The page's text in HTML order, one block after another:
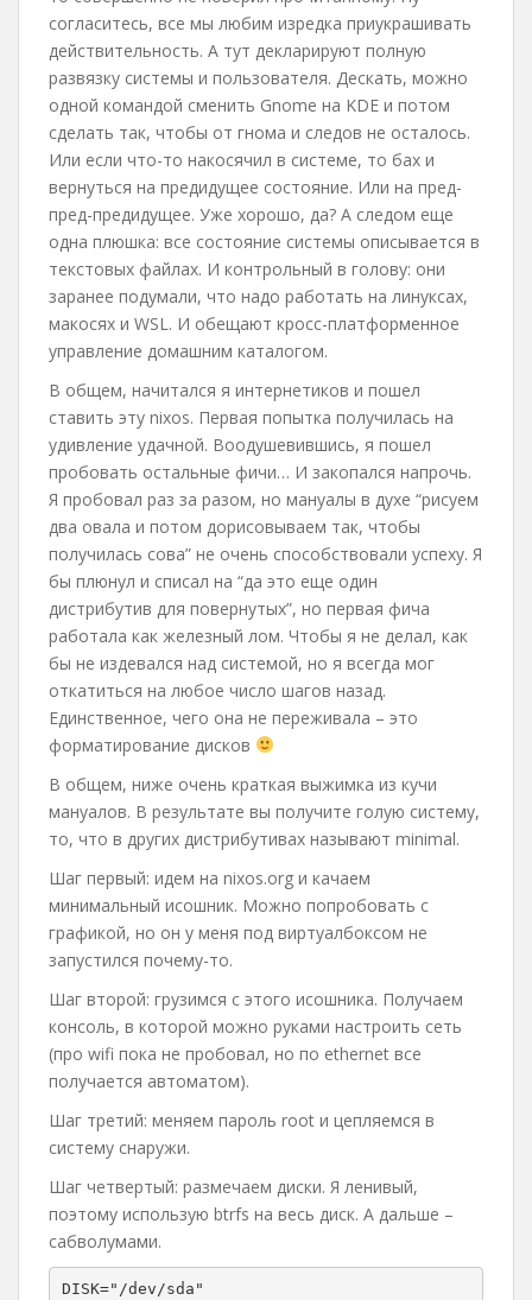
согласитесь, все мы любим изредка приукрашивать
действительность. А тут декларируют полную
развязку системы и пользователя. Дескать, можно
одной командой сменить Gnome на KDE и потом
сделать так, чтобы от гнома и следов не осталось.
Или если что-то накосячил в системе, то бах и
вернуться на предидущее состояние. Или на пред-
пред-предидущее. Уже хорошо, да? А следом еще
одна плюшка: все состояние системы описывается в
текстовых файлах. И контрольный в голову: они
заранее подумали, что надо работать на линуксах,
макосях и WSL. И обещают кросс-платформенное
управление домашним каталогом.
В общем, начитался я интернетиков и пошел
ставить эту nixos. Первая попытка получилась на
удивление удачной. Воодушевившись, я пошел
пробовать остальные фичи… И закопался напрочь.
Я пробовал раз за разом, но мануалы в духе “рисуем
два овала и потом дорисовываем так, чтобы
получилась сова” не очень способствовали успеху. Я
бы плюнул и списал на “да это еще один
дистрибутив для повернутых”, но первая фича
работала как железный лом. Чтобы я не делал, как
бы не издевался над системой, но я всегда мог
откатиться на любое число шагов назад.
Единственное, чего она не переживала – это
форматирование дисков
В общем, ниже очень краткая выжимка из кучи
мануалов. В результате вы получите голую систему,
то, что в других дистрибутивах называют minimal.
Шаг первый: идем на nixos.org и качаем
минимальный исошник. Можно попробовать с
графикой, но он у меня под виртуалбоксом не
запустился почему-то.
Шаг второй: грузимся с этого исошника. Получаем
консоль, в которой можно руками настроить сеть
(про wifi пока не пробовал, но по ethernet все
получается автоматом).
Шаг третий: меняем пароль root и цепляемся в
систему снаружи.
Шаг четвертый: размечаем диски. Я ленивый,
поэтому использую btrfs на весь диск. А дальше –
сабволумами.
DISK="/dev/sda"